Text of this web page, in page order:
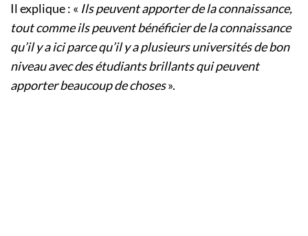
Il explique : « Ils peuvent apporter de la connaissance,
tout comme ils peuvent bénéficier de la connaissance
qu’il y a ici parce qu’il y a plusieurs universités de bon
niveau avec des étudiants brillants qui peuvent
apporter beaucoup de choses».